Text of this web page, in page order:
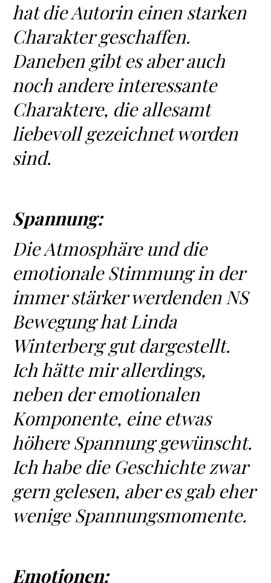
hat die Autorin einen starken
Charakter geschaffen.
Daneben gibt es aber auch
noch andere interessante
Charaktere, die allesamt
liebevoll gezeichnet worden
sind.
Spannung:
Die Atmosphäre und die
emotionale Stimmung in der
immer stärker werdenden NS
Bewegung hat Linda
Winterberg gut dargestellt.
Ich hätte mir allerdings,
neben der emotionalen
Komponente, eine etwas
höhere Spannung gewünscht.
Ich habe die Geschichte zwar
gern gelesen, aber es gab eher
wenige Spannungsmomente.
Emotionen: